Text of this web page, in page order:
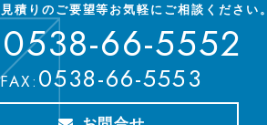
積りのご要望等お気軽にご相談ください。
0538-66-5552
FAX: 0538-66-5553